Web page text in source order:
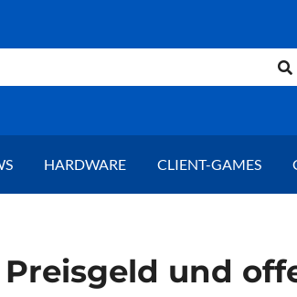
HARDWARE CLIENT-GAMES
Preisgeld und